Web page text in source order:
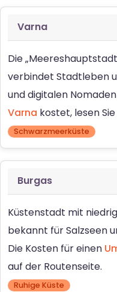
Varna
Die
verbindet Stadtleben
und digitalen
Varna kostet, lesen
Schwarzmeerküste
Burgas
Küstenstadt mit
bekannt für Salzseen
Die Kosten für einen
auf der Routenseite.
Ruhige Küste